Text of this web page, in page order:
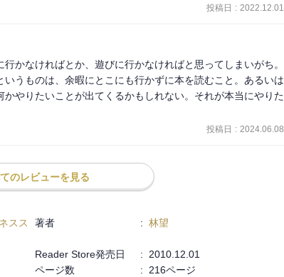
いので、端的にいってしまえば、それは、ものの見方なんで
邁進しなさい。しかも十年間一つのことをじっくりと修業し
それによって将来、どういうふうにでも応用がきくから」と
「筋道」を教えない。いわばその講師の人が勉強した「結
ったりして猛然と速く走る車よりは、わずかでもいいのだけ
ずつでも進んでいく自転車のほうがね、学問のあり方として
れるべきものではないのでね。歩留りが悪いものなんです。
投稿日 : 2022.12.01
かなければとか、遊びに行かなければと思ってしまいがち。
うものは、余暇にとこにも行かずに本を読むこと。あるいは
やりたいことが出てくるかもしれない。それが本当にやりた
投稿日 : 2024.06.08
のレビューを見る
スス
著者 : 林望
Reader Store発売日 :
2010.12.01
ページ数 :
216ページ